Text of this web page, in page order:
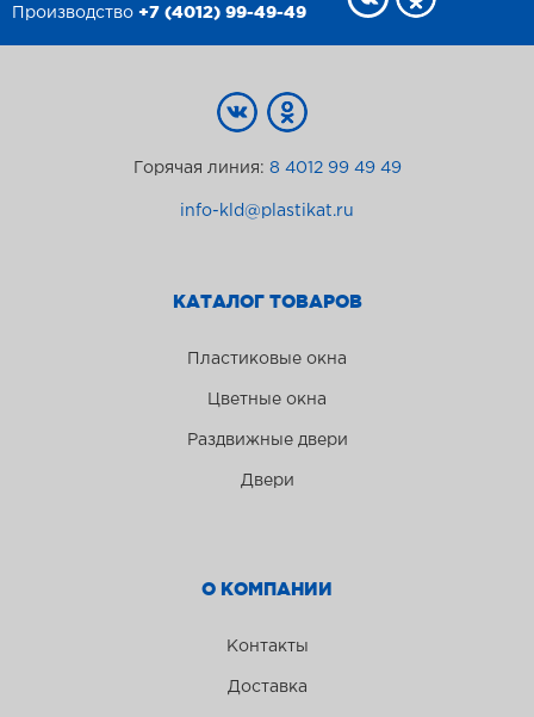
Производство +7 (4012) 99-49-49
О КОМПАНИИ
Контакты
Доставка
КАТАЛОГ ТОВАРОВ
Пластиковые окна
Цветные окна
Раздвижные двери
Двери
Горячая линия: 8 4012 99 49 49
info-kld@plastikat.ru